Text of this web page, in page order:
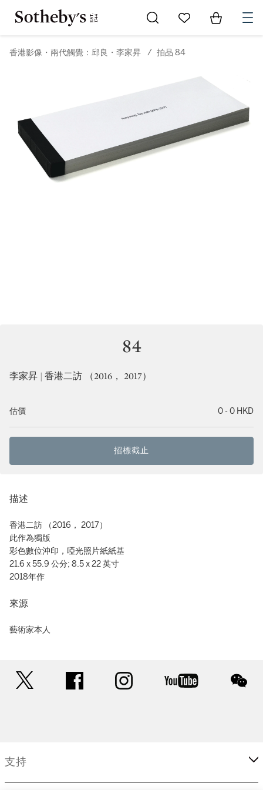
Go to My Favorites
Items in
香港影像・兩代觸覺：邱良・李家昇 / 拍品 84
84
李家昇 | 香港二訪 （2016， 2017）
估價 0 - 0 HKD
招標截止
描述
香港二訪 （2016， 2017）
此作為獨版
彩色數位沖印，啞光照片紙紙基
21.6 x 55.9 公分; 8.5 x 22 英寸
2018年作
來源
藝術家本人
facebook instagram youtube
支持